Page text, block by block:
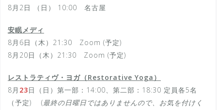
8月2日 （日） 10:00 名古屋
安眠メディ
8月6日（木）21:30 Zoom (予定)
8月20日（木）21:30 Zoom (予定)
レストラティヴ・ヨガ（Restorative Yoga）
8月 23日（日）第一部：14:00、第二部：18:30 定員各5名
（予定) (最終の日曜日ではありませんので、お気を付けく